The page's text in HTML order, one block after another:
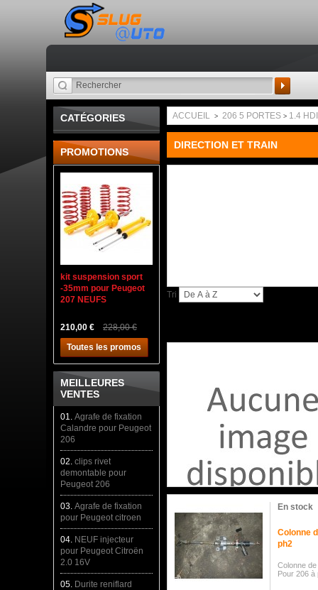
CATÉGORIES
PROMOTIONS
kit suspension sport
-35mm pour Peugeot
207 NEUFS
210,00 €
228,00 €
Toutes les promos
MEILLEURES
VENTES
01. Agrafe de fixation
Calandre pour Peugeot
206
02. clips rivet
demontable pour
Peugeot 206
03. Agrafe de fixation
pour Peugeot citroen
04. NEUF injecteur
pour Peugeot Citroën
2.0 16V
05. Durite reniflard
ACCUEIL > 206 5 PORTES > 1.4
DIRECTION ET TRAIN
Tri
En stock
Colonne
ph2
Colonne
Pour 206 à